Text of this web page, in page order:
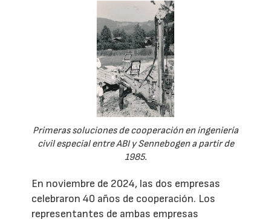
Primeras soluciones de cooperación en ingeniería
civil especial entre ABI y Sennebogen a partir de
1985.
En noviembre de 2024, las dos empresas
celebraron 40 años de cooperación. Los
representantes de ambas empresas